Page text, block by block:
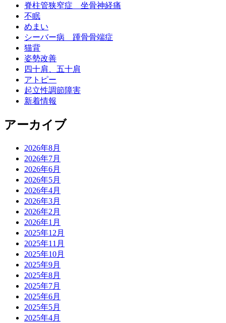
脊柱管狭窄症 坐骨神経痛
不眠
めまい
シーバー病 踵骨骨端症
猫背
姿勢改善
四十肩、五十肩
アトピー
起立性調節障害
新着情報
アーカイブ
2026年8月
2026年7月
2026年6月
2026年5月
2026年4月
2026年3月
2026年2月
2026年1月
2025年12月
2025年11月
2025年10月
2025年9月
2025年8月
2025年7月
2025年6月
2025年5月
2025年4月